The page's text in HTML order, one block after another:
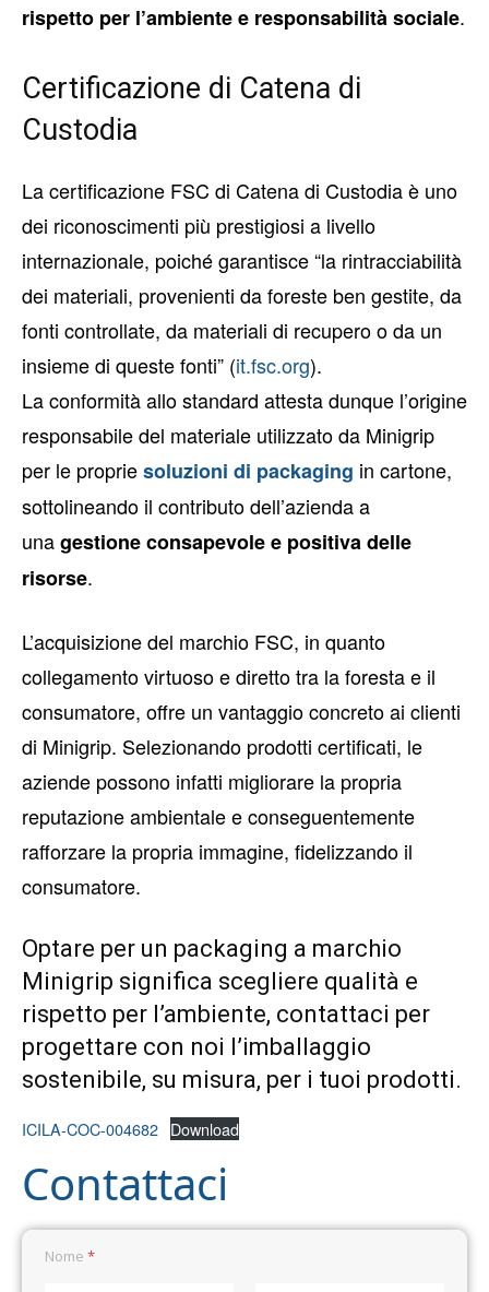
rispetto per l’ambiente e responsabilità sociale.
Certificazione di Catena di
Custodia
La certificazione FSC di Catena di Custodia è uno
dei riconoscimenti più prestigiosi a livello
internazionale, poiché garantisce “la rintracciabilità
dei materiali, provenienti da foreste ben gestite, da
fonti controllate, da materiali di recupero o da un
insieme di queste fonti” (it.fsc.org).
La conformità allo standard attesta dunque l’origine
responsabile del materiale utilizzato da Minigrip
per le propriesoluzioni di packaging in cartone,
sottolineando il contributo dell’azienda a
unagestione consapevole e positiva delle
risorse.
L’acquisizione del marchio FSC, in quanto
collegamento virtuoso e diretto tra la foresta e il
consumatore, offre un vantaggio concreto ai clienti
di Minigrip. Selezionando prodotti certificati, le
aziende possono infatti migliorare la propria
reputazione ambientale e conseguentemente
rafforzare la propria immagine, fidelizzando il
consumatore.
Optare per un packaging a marchio
Minigrip significa scegliere qualità e
rispetto per l’ambiente, contattaci per
progettare con noi l’imballaggio
sostenibile, su misura, per i tuoi prodotti.
ICILA-COC-004682 Download
Contattaci
*
Nome *